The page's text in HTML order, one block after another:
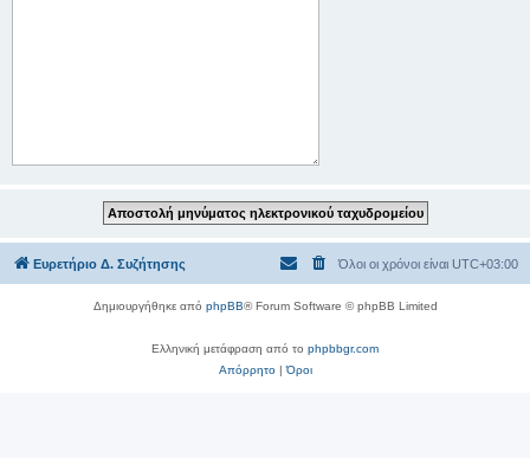
Ευρετήριο Δ. Συζήτησης Όλοι οι χρόνοι είναι UTC+03:00
Δημιουργήθηκε από phpBB® Forum Software © phpBB Limited
Ελληνική μετάφραση από το phpbbgr.com
Απόρρητο|Όροι